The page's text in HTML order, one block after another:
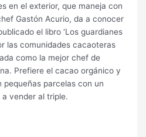
en el exterior, que maneja con
Gastón Acurio, da a conocer
el libro ‘Los guardianes
las comunidades cacaoteras
como la mejor chef de
Prefiere el cacao orgánico y
parcelas con un
vender al triple.